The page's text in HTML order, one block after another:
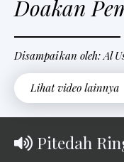
Doakan
Disampaikan oleh: Al
Pitedah